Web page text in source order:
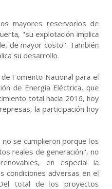
mayores reservorios de
"su explotación implica
de mayor costo". También
su desarrollo.
Fomento Nacional para el
de Energía Eléctrica, que
total hacia 2016, hoy
la participación hoy
se cumplieron porque los
reales de generación", no
en especial la
condiciones adversas en el
total de los proyectos